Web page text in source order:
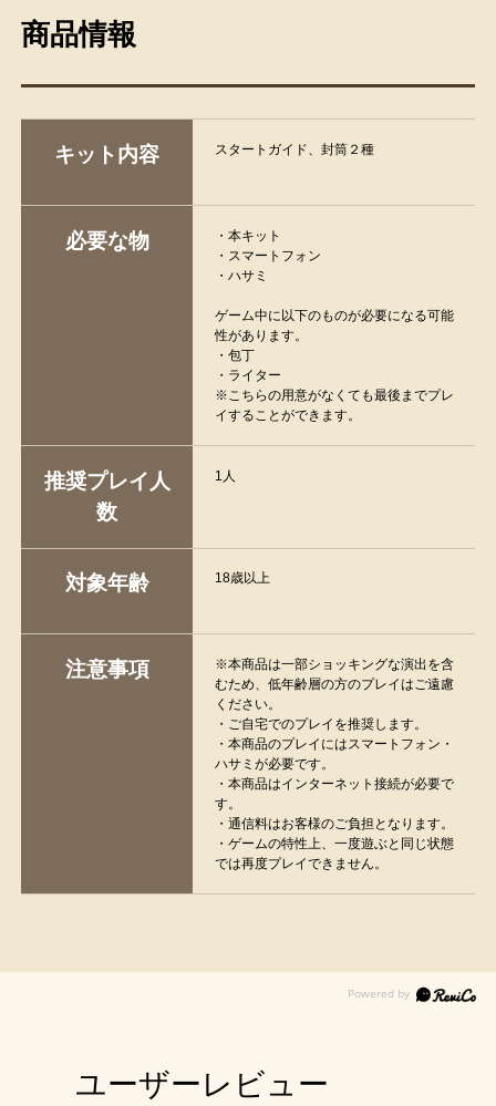
商品情報
キット内容 スタートガイド、封筒２種
必要な物
・本キット
・スマートフォン
・ハサミ
ゲーム中に以下のものが必要になる可能
性があります。
・包丁
・ライター
※こちらの用意がなくても最後までプレ
イすることができます。
推奨プレイ人
数
1人
対象年齢 18歳以上
注意事項
※本商品は一部ショッキングな演出を含
むため、低年齢層の方のプレイはご遠慮
ください。
・ご自宅でのプレイを推奨します。
・本商品のプレイにはスマートフォン・
ハサミが必要です。
・本商品はインターネット接続が必要で
す。
・通信料はお客様のご負担となります。
・ゲームの特性上、一度遊ぶと同じ状態
では再度プレイできません。
ユーザーレビュー